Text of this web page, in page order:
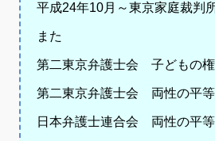
平成24年10月～東京家庭裁判
また
第二東京弁護士会 子どもの権
第二東京弁護士会 両性の平
日本弁護士連合会 両性の平